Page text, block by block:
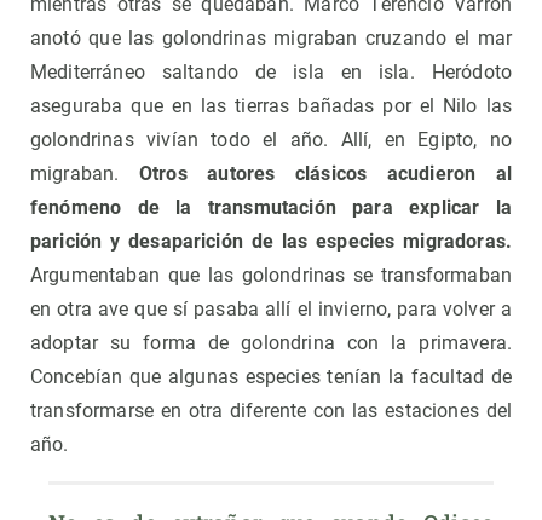
anotó que las golondrinas migraban cruzando el mar
Mediterráneo saltando de isla en isla. Heródoto
aseguraba que en las tierras bañadas por el Nilo las
golondrinas vivían todo el año. Allí, en Egipto, no
migraban. Otros autores clásicos acudieron al
fenómeno de la transmutación para explicar la
parición y desaparición de las especies migradoras.
Argumentaban que las golondrinas se transformaban
en otra ave que sí pasaba allí el invierno, para volver a
adoptar su forma de golondrina con la primavera.
Concebían que algunas especies tenían la facultad de
transformarse en otra diferente con las estaciones del
año.